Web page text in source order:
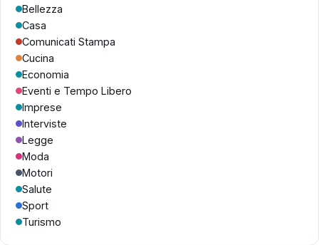
Bellezza
Casa
Comunicati Stampa
Cucina
Economia
Eventi e Tempo Libero
Imprese
Interviste
Legge
Moda
Motori
Salute
Sport
Turismo